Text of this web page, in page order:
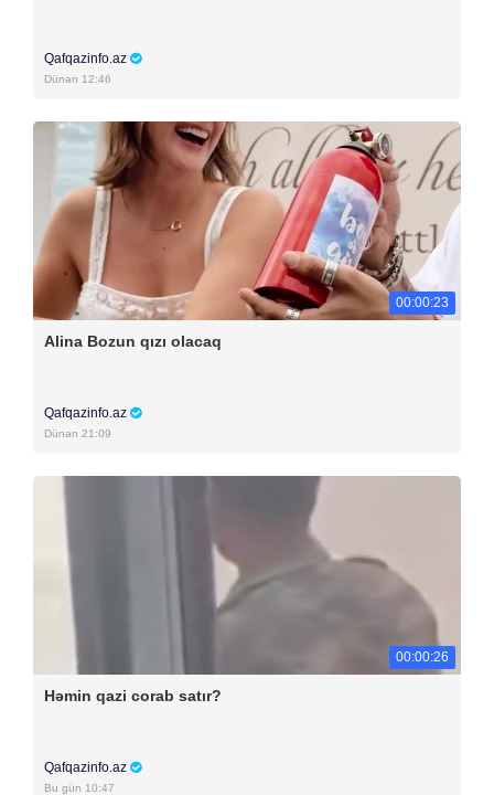
Qafqazinfo.az
Dünən 12:46
00:00:23
Alina Bozun qızı olacaq
Qafqazinfo.az
Dünən 21:09
00:00:26
Həmin qazi corab satır?
Qafqazinfo.az
Bu gün 10:47